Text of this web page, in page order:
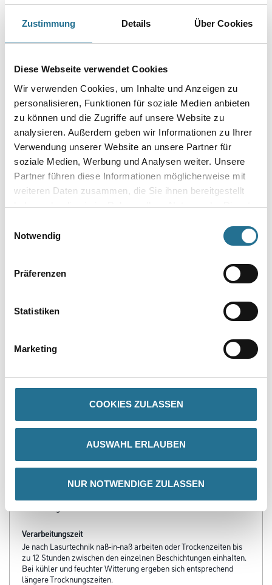
Zustimmung Details Über Cookies
Diese Webseite verwendet Cookies
Wir verwenden Cookies, um Inhalte und Anzeigen zu
personalisieren, Funktionen für soziale Medien anbieten
zu können und die Zugriffe auf unsere Website zu
analysieren. Außerdem geben wir Informationen zu Ihrer
Verwendung unserer Website an unsere Partner für
soziale Medien, Werbung und Analysen weiter. Unsere
Partner führen diese Informationen möglicherweise mit
weiteren Daten zusammen, die Sie ihnen bereitgestellt
haben oder die sie im Rahmen Ihrer Nutzung der Dienste
Notwendig
Präferenzen
Statistiken
Marketing
COOKIES ZULASSEN
AUSWAHL ERLAUBEN
NUR NOTWENDIGE ZULASSEN
Gebinde
Umrechnungsfaktoren
Zur Farbauswahl für Ihren Wunschfarbton
- Hochtransparent
Verarbeitungstemp./Luftfeuchte
Verarbeitungszeit
Je nach Lasurtechnik naß-in-naß arbeiten oder Trockenzeiten bis
zu 12 Stunden zwischen den einzelnen Beschichtungen einhalten.
Bei kühler und feuchter Witterung ergeben sich entsprechend
längere Trocknungszeiten.